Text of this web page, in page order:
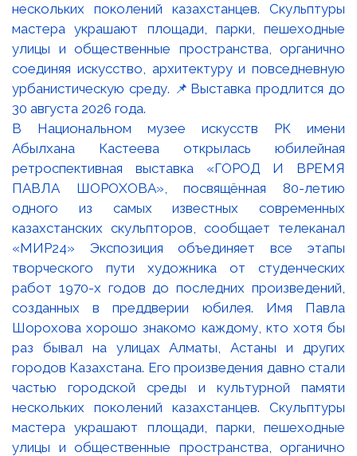
В Национальном музее искусств РК имени
Абылхана Кастеева открылась юбилейная
ретроспективная выставка «ГОРОД И ВРЕМЯ
ПАВЛА ШОРОХОВА», посвящённая 80-летию
одного из самых известных современных
казахстанских скульпторов, сообщает телеканал
«МИР24» Экспозиция объединяет все этапы
творческого пути художника от студенческих
работ 1970-х годов до последних произведений,
созданных в преддверии юбилея. Имя Павла
Шорохова хорошо знакомо каждому, кто хотя бы
раз бывал на улицах Алматы, Астаны и других
городов Казахстана. Его произведения давно стали
частью городской среды и культурной памяти
нескольких поколений казахстанцев. Скульптуры
мастера украшают площади, парки, пешеходные
улицы и общественные пространства, органично